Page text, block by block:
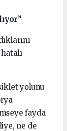
yolunu
fayda
ne de